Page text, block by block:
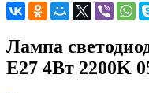
Лампа
E27 4Вт 2200K